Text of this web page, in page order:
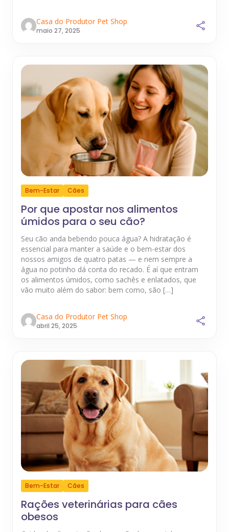
Casa do Produtor Pet Shop
maio 27, 2025
Bem-Estar Cães
Por que apostar nos alimentos
úmidos para o seu cão?
Seu cão anda bebendo pouca água? A hidratação é
essencial para manter a saúde e o bem-estar dos
nossos amigos de quatro patas — e nem sempre a
água no potinho dá conta do recado. É aí que entram
os alimentos úmidos, como sachês e enlatados, que
vão muito além do sabor: bem como, são […]
Casa do Produtor Pet Shop
abril 25, 2025
Bem-Estar Cães
Rações veterinárias para cães
obesos